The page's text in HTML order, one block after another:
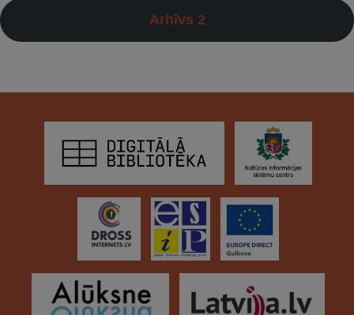
Arhīvs 2